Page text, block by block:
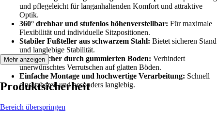
und pflegeleicht für langanhaltenden Komfort und attraktive
Optik.
360° drehbar und stufenlos höhenverstellbar: Für maximale
Flexibilität und individuelle Sitzpositionen.
Stabiler Fußteller aus schwarzem Stahl: Bietet sicheren Stand
und langlebige Stabilität.
Rutschsicher durch gummierten Boden: Verhindert
unerwünschtes Verrutschen auf glatten Böden.
Einfache Montage und hochwertige Verarbeitung: Schnell
einsatzbereit und besonders langlebig.
Mehr anzeigen
Produktsicherheit
Bereich überspringen